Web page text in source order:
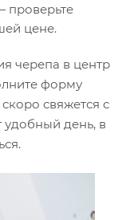
проверьте
цене.
черепа в центр
форму
свяжется с
удобный день, в